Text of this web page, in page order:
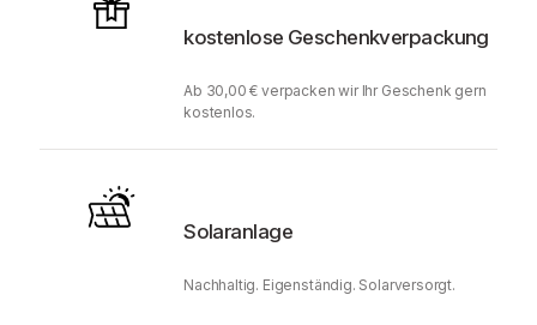
kostenlose Geschenkverpackung
Ab 30,00 € verpacken wir Ihr Geschenk gern
kostenlos.
Solaranlage
Nachhaltig. Eigenständig. Solarversorgt.